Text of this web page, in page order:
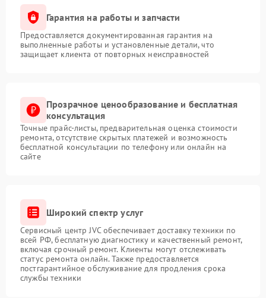
Гарантия на работы и запчасти
Предоставляется документированная гарантия на
выполненные работы и установленные детали, что
защищает клиента от повторных неисправностей
Прозрачное ценообразование и бесплатная
консультация
Точные прайс-листы, предварительная оценка стоимости
ремонта, отсутствие скрытых платежей и возможность
бесплатной консультации по телефону или онлайн на
сайте
Широкий спектр услуг
Сервисный центр JVC обеспечивает доставку техники по
всей РФ, бесплатную диагностику и качественный ремонт,
включая срочный ремонт. Клиенты могут отслеживать
статус ремонта онлайн. Также предоставляется
постгарантийное обслуживание для продления срока
службы техники